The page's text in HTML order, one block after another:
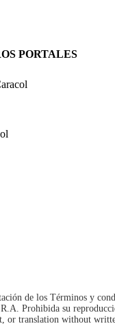
PORTALES
de los Términos y
Prohibida su
or translation without